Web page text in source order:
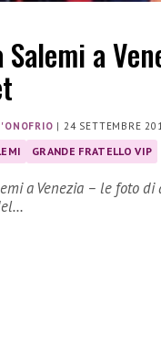
Salemi a
|24 SETTEMBRE
GRANDE FRATELLO VIP
a Venezia – le foto